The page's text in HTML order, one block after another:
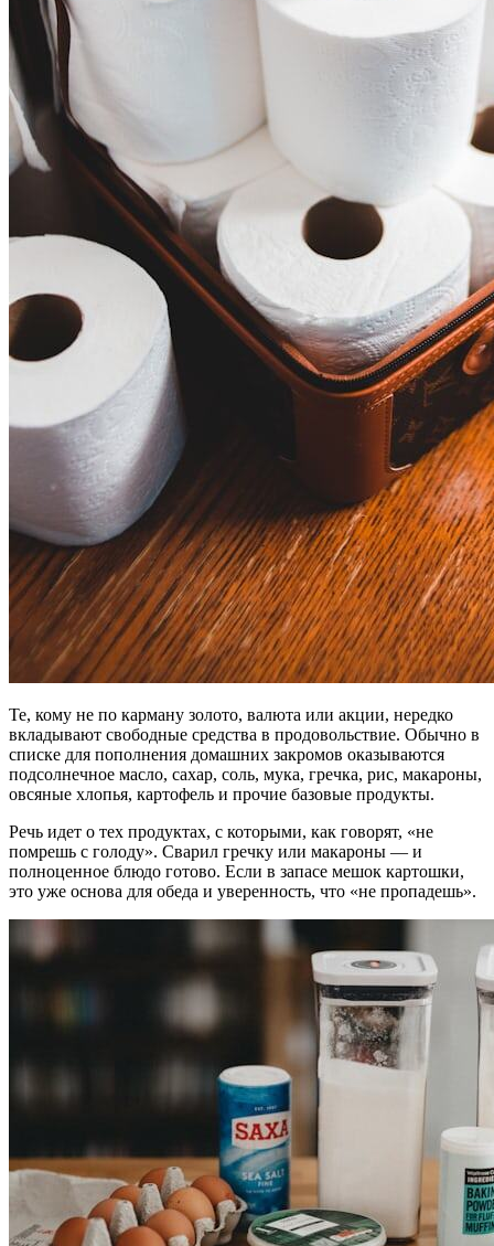
Те, кому не по карману золото, валюта или акции, нередко
вкладывают свободные средства в продовольствие. Обычно в
списке для пополнения домашних закромов оказываются
подсолнечное масло, сахар, соль, мука, гречка, рис, макароны,
овсяные хлопья, картофель и прочие базовые продукты.
Речь идет о тех продуктах, с которыми, как говорят, «не
помрешь с голоду». Сварил гречку или макароны — и
полноценное блюдо готово. Если в запасе мешок картошки,
это уже основа для обеда и уверенность, что «не пропадешь».